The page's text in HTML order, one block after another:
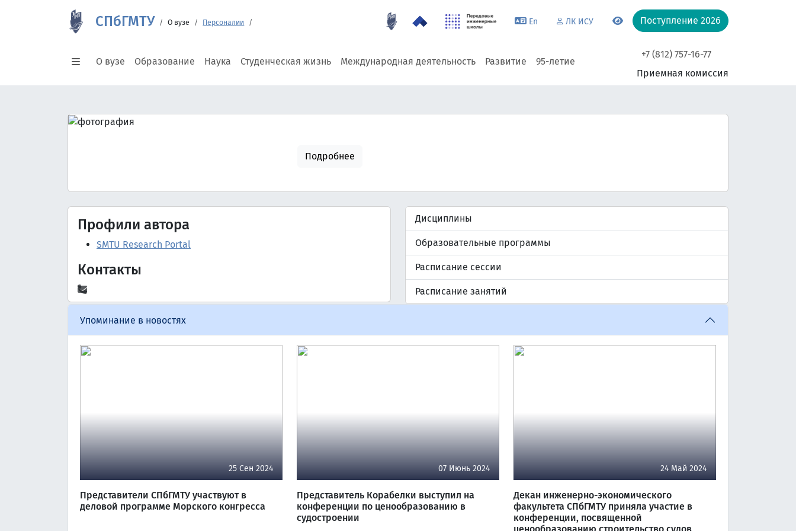
СПбГМТУ О вузе Персоналии En ЛК ИСУ Поступление 2026
О вузе Образование Наука Студенческая жизнь Международная деятельность Развитие 95-летие
+7 (812) 757-16-77
Приемная комиссия
Подробнее
Профили автора
SMTU Research Portal
Контакты
Дисциплины
Образовательные программы
Расписание сессии
Расписание занятий
Упоминание в новостях
25 Сен 2024
Представители СПбГМТУ участвуют в
деловой программе Морского конгресса
07 Июнь 2024
Представитель Корабелки выступил на
конференции по ценообразованию в
судостроении
24 Май 2024
Декан инженерно-экономического
факультета СПбГМТУ приняла участие в
конференции, посвященной